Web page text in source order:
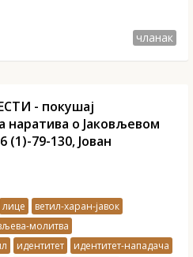
чланак
- покушај
наратива о Јаковљевом
(1)-79-130, Јован
лице
ветил-харан-јавок
молитва
идентитет
идентитет-нападача